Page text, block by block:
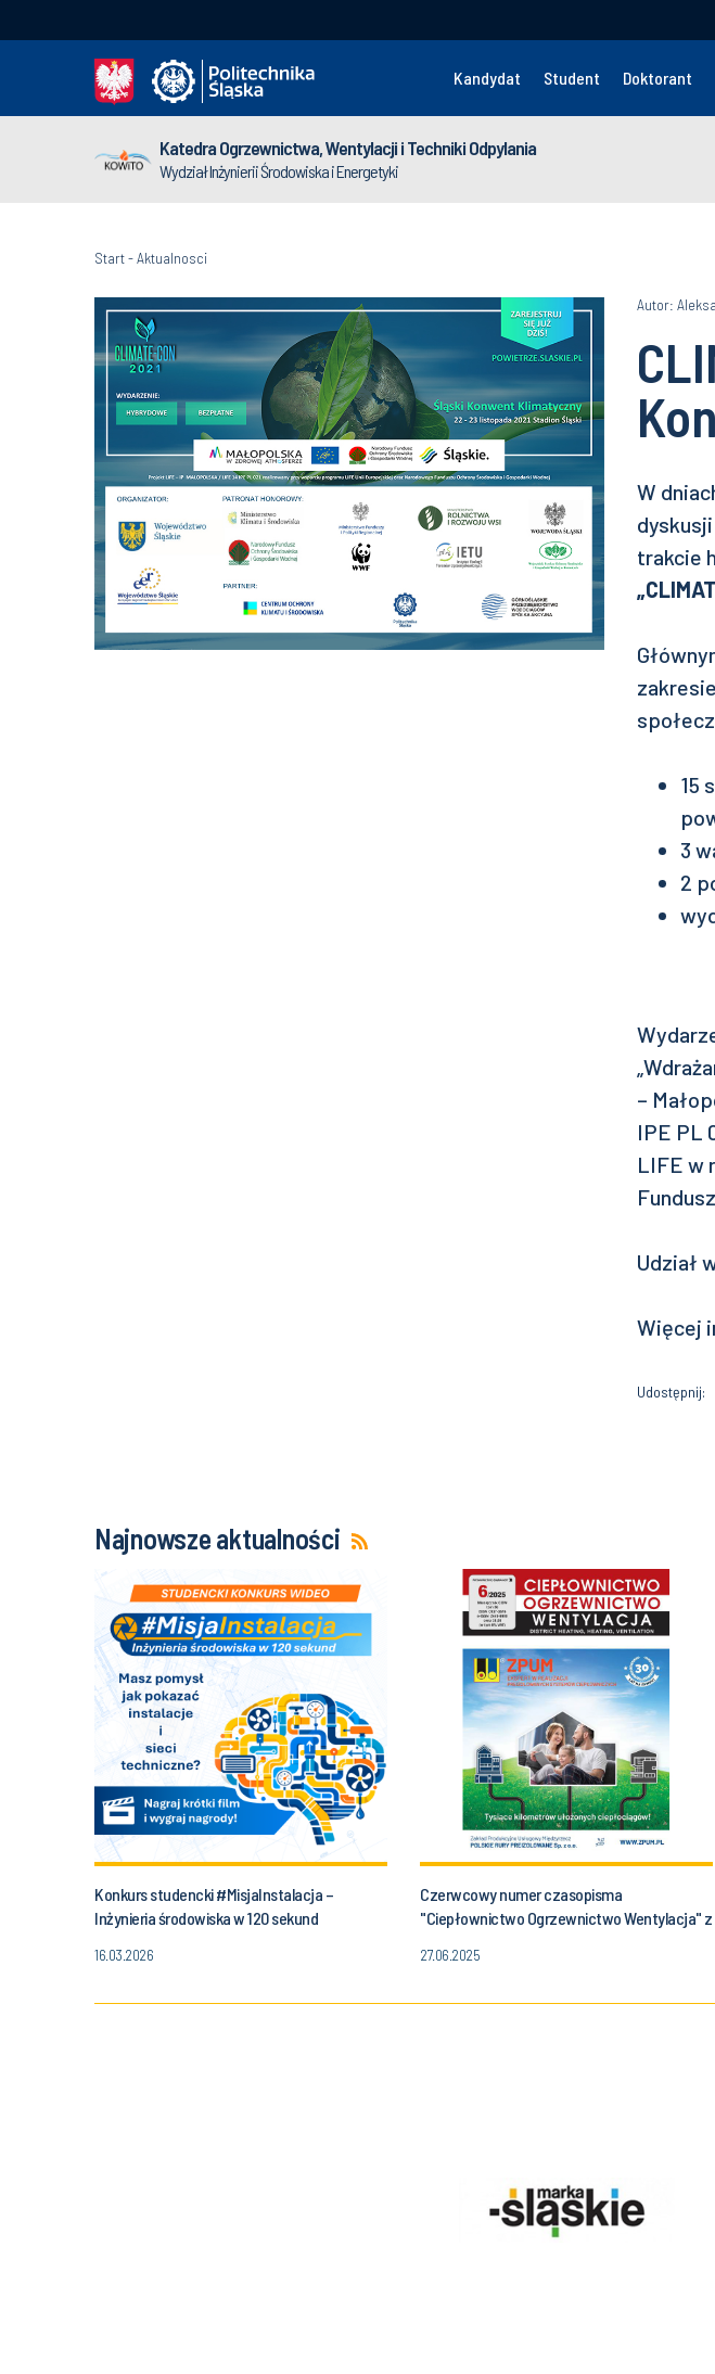
Kandydat Student Doktorant
Katedra Ogrzewnictwa, Wentylacji i Techniki Odpylania
Wydział Inżynierii Środowiska i Energetyki
Start-Aktualnosci
Autor:
W
trakcie
15
3
2
–
IPE PL
LIFE w
Udział
Więcej
Udostępnij:
Najnowsze aktualności
Konkurs studencki #MisjaInstalacja –
Inżynieria środowiska w 120 sekund
16.03.2026
Czerwcowy numer czasopisma
"Ciepłownictwo Ogrzewnictwo Wentylacja" z
27.06.2025